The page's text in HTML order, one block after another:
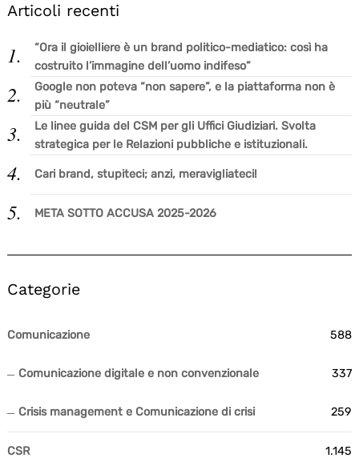
Articoli recenti
“Ora il gioielliere è un brand politico-mediatico: così ha
costruito l’immagine dell’uomo indifeso”
Google non poteva “non sapere”, e la piattaforma non è
più “neutrale”
Le linee guida del CSM per gli Uffici Giudiziari. Svolta
strategica per le Relazioni pubbliche e istituzionali.
Cari brand, stupiteci; anzi, meravigliateci!
META SOTTO ACCUSA 2025-2026
Categorie
Comunicazione 588
Comunicazione digitale e non convenzionale 337
Crisis management e Comunicazione di crisi 259
CSR 1.145